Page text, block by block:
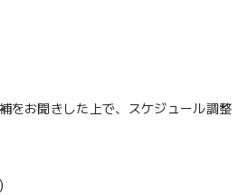
をお聞きした上で、スケジュール調整